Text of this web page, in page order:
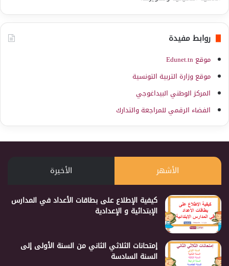
روابط مفيدة
موقع Edunet.tn
موقع وزارة التربية التونسية
المركز الوطني البيداغوجي
الفضاء الرقمي للمراجعة والتدارك
الأشهر الأخيرة
كيفية الإطلاع على بطاقات الأعداد في المدارس
الإبتدائية و الإعدادية
إمتحانات الثلاثي الثاني من السنة الأولى إلى
السنة السادسة